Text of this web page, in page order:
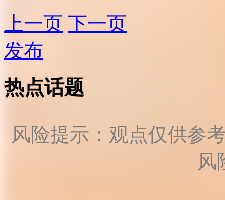
上一页 下一页
发布
热点话题
风险提示：观点仅供参
风